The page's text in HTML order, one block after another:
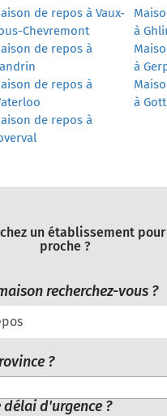
de repos à Vaux-
Chevremont
à
de repos à
à
de repos à
à
de repos à
un établissement
proche ?
recherchez-vous ?
?
d'urgence ?